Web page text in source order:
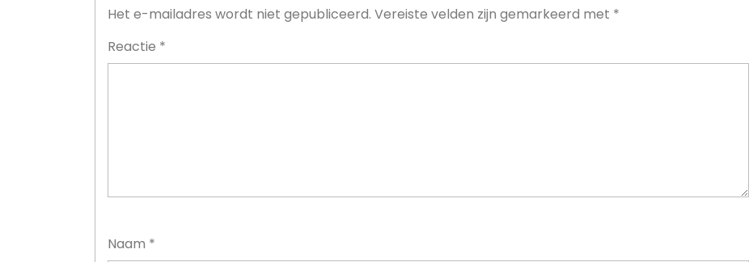
Het e-mailadres wordt niet gepubliceerd. Vereiste velden zijn gemarkeerd met *
Reactie *
Naam *